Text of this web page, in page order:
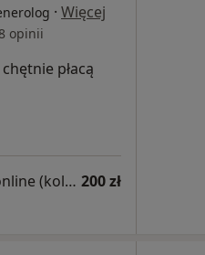
· Więcej
opinii
płacą
Konsultacja dermatologiczna online (kolejna wizyta) 200 zł